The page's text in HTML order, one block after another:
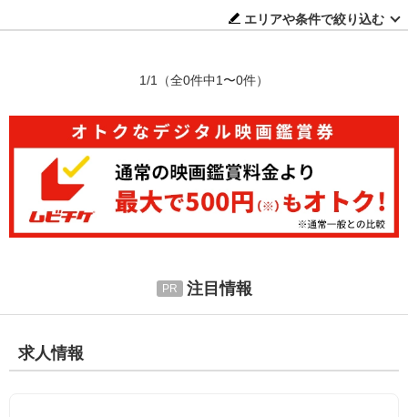
エリアや条件で絞り込む
1/1 （全0件中1〜0件）
注目情報
求人情報